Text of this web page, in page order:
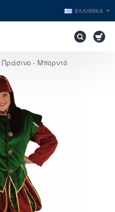
ΕΛΛΗΝΙΚΆ
- Μπορντό